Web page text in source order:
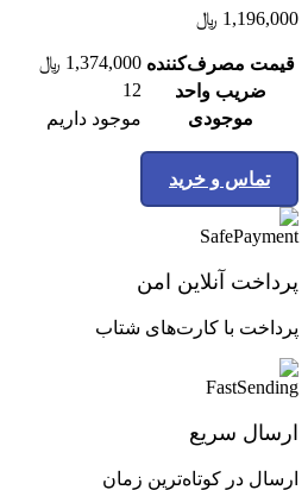
1,196,000 ﷼
قیمت مصرف‌کننده 1,374,000 ﷼
ضریب واحد
12
موجودی
موجود داریم
تماس و خرید
پرداخت آنلاین امن
پرداخت با کارت‌های شتاب
ارسال سریع
ارسال در کوتاه‌ترین زمان